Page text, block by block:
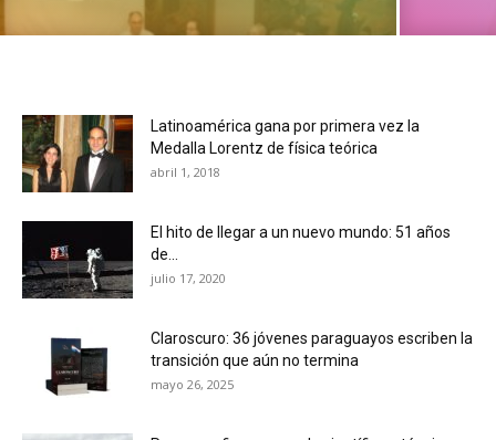
Latinoamérica gana por primera vez la
Medalla Lorentz de física teórica
abril 1, 2018
El hito de llegar a un nuevo mundo: 51 años
de...
julio 17, 2020
Claroscuro: 36 jóvenes paraguayos escriben la
transición que aún no termina
mayo 26, 2025